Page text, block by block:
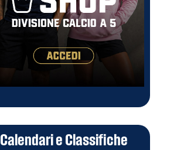
Calendari e Classifiche